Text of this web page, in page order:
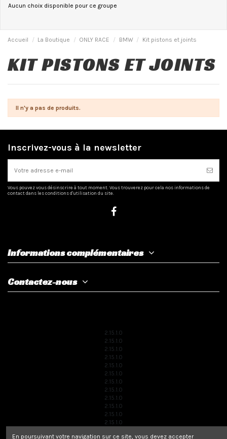
Aucun choix disponible pour ce groupe
Accueil La Boutique ONLY RACE BMW Kit pistons et joints
KIT PISTONS ET JOINTS
Il n'y a pas de produits.
Inscrivez-vous à la newsletter
Vous pouvez vous désinscrire à tout moment. Vous trouverez pour cela nos informations de
contact dans les conditions d'utilisation du site.
Informations complémentaires
Contactez-nous
2.15.1.0
2.15.1.0
2.15.1.0
2.15.1.0
2.15.1.0
2.15.1.0
2.15.1.0
2.15.1.0
2.15.1.0
2.15.1.0
2.15.1.0
2.15.1.0
En poursuivant votre navigation sur ce site, vous devez accepter